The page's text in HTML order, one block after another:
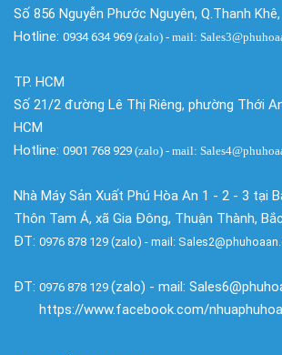
Số 856 Nguyễn Phước Nguyên, Q.Thanh
Hotline: 0934 634 969 (zalo) - mail:
TP. HCM
Số 21/2 đường Lê Thị Riêng, phường Thới
HCM
Hotline: 0901 768 929 (zalo) - mail:
Nhà Máy Sản Xuất Phú Hòa An 1 - 2 - 3 tại
Thôn Tam Á, xã Gia Đông, Thuận Thành,
ĐT: 0976 878 129 (zalo) - mail:
ĐT: 0976 878 129 (zalo) - mail:
https://www.facebook.com/